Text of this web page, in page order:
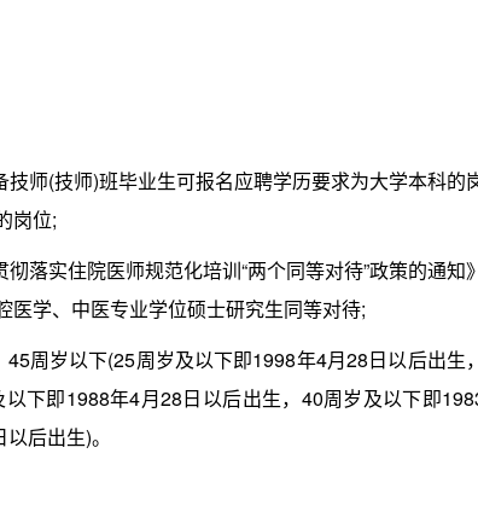
师(技师)班毕业生可报名应聘学历要求为大学本科的
岗位;
实住院医师规范化培训“两个同等对待”政策的通知
学、中医专业学位硕士研究生同等对待;
周岁以下(25周岁及以下即1998年4月28日以后出生
下即1988年4月28日以后出生，40周岁及以下即
后出生)。